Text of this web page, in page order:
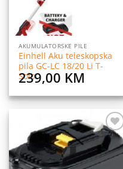
AKUMULATORSKE PILE
Einhell Aku teleskopska
pila GC-LC 18/20 Li T-
Solo
239,00 KM
Dodaj
na
listu
želja